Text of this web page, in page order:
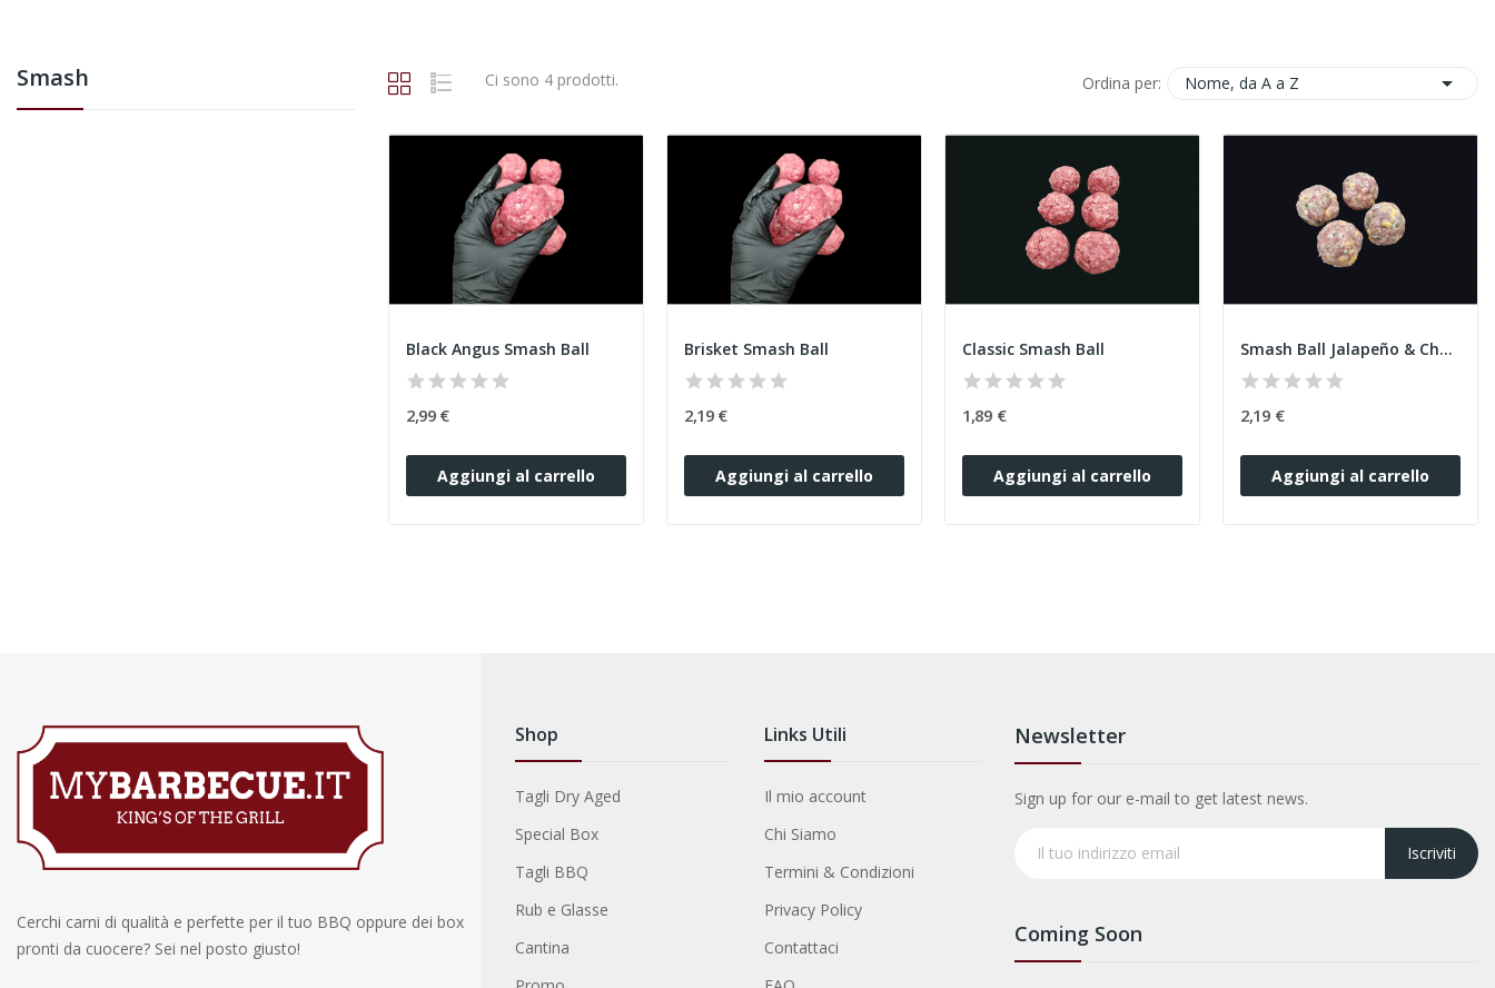
Smash Ci sono 4 prodotti. Ordina per: Nome, da A a Z 
Black Angus Smash Ball
2,99 €
Aggiungi al carrello
Brisket Smash Ball
2,19 €
Aggiungi al carrello
Classic Smash Ball
1,89 €
Aggiungi al carrello
Smash Ball Jalapeño & Cheddar
2,19 €
Aggiungi al carrello
Cerchi carni di qualità e perfette per il tuo BBQ oppure dei box
pronti da cuocere? Sei nel posto giusto!
Shop
Tagli Dry Aged
Special Box
Tagli BBQ
Rub e Glasse
Cantina
Links Utili
Il mio account
Chi Siamo
Termini & Condizioni
Privacy Policy
Contattaci
Newsletter
Sign up for our e-mail to get latest news.
Iscriviti
Coming Soon